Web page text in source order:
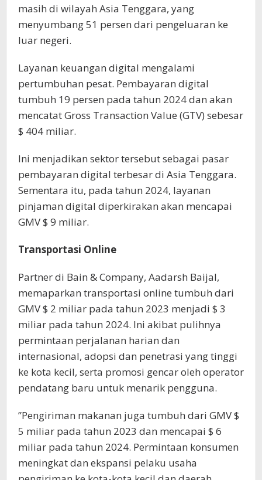
masih di wilayah Asia Tenggara, yang
menyumbang 51 persen dari pengeluaran ke
luar negeri.
Layanan keuangan digital mengalami
pertumbuhan pesat. Pembayaran digital
tumbuh 19 persen pada tahun 2024 dan akan
mencatat Gross Transaction Value (GTV) sebesar
$ 404 miliar.
Ini menjadikan sektor tersebut sebagai pasar
pembayaran digital terbesar di Asia Tenggara.
Sementara itu, pada tahun 2024, layanan
pinjaman digital diperkirakan akan mencapai
GMV $ 9 miliar.
Transportasi Online
Partner di Bain & Company, Aadarsh Baijal,
memaparkan transportasi online tumbuh dari
GMV $ 2 miliar pada tahun 2023 menjadi $ 3
miliar pada tahun 2024. Ini akibat pulihnya
permintaan perjalanan harian dan
internasional, adopsi dan penetrasi yang tinggi
ke kota kecil, serta promosi gencar oleh operator
pendatang baru untuk menarik pengguna.
”Pengiriman makanan juga tumbuh dari GMV $
5 miliar pada tahun 2023 dan mencapai $ 6
miliar pada tahun 2024. Permintaan konsumen
meningkat dan ekspansi pelaku usaha